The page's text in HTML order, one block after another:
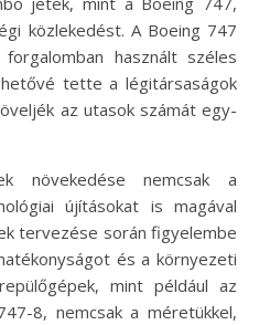
közlekedést. A Boeing 747
használt széles
tette a légitársaságok
az utasok számát egy-
növekedése nemcsak a
újításokat is magával
tervezése során figyelembe
és a környezeti
mint például az
8, nemcsak a méretükkel,